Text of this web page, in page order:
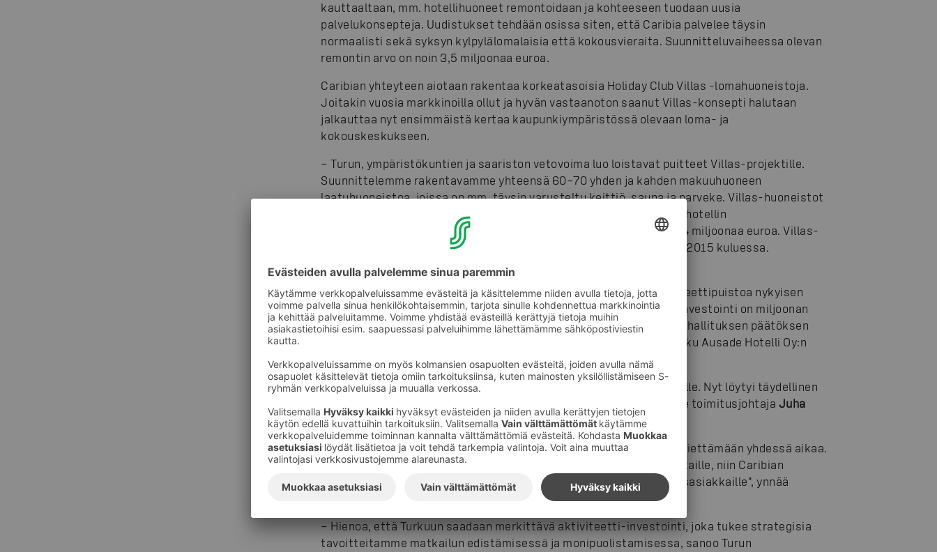
kauttaaltaan, mm. hotellihuoneet remontoidaan ja kohteeseen tuodaan uusia
palvelukonsepteja. Uudistukset tehdään osissa siten, että Caribia palvelee täysin
normaalisti sekä syksyn kylpylälomalaisia että kokousvieraita. Suunnitteluvaiheessa olevan
remontin arvo on noin 3,5 miljoonaa euroa.
Caribian yhteyteen aiotaan rakentaa korkeatasoisia Holiday Club Villas -lomahuoneistoja.
Joitakin vuosia markkinoilla ollut ja hyvän vastaanoton saanut Villas-konsepti halutaan
jalkauttaa nyt ensimmäistä kertaa kaupunkiympäristössä olevaan loma- ja
kokouskeskukseen.
– Turun, ympäristökuntien ja saariston vetovoima luo loistavat puitteet Villas-projektille.
Suunnittelemme rakentavamme yhteensä 60–70 yhden ja kahden makuuhuoneen
laatuhuoneistoa, joissa on mm. täysin varusteltu keittiö, sauna ja parveke. Villas-huoneistot
myydään omistajille, jotka voivat antaa niitä myös vuokralle osaksi hotellin
majoitustarjontaa. Kaavaillun Villas-investoinnin arvo on noin 13–14 miljoonaa euroa. Villas-
huoneistojen ennakkomarkkinointi on tarkoitus käynnistää vuoden 2015 kuluessa.
Caribiaan suunnitellaan myös SuperPark Turku -nimistä sisäaktiviteettipuistoa nykyisen
Areenan tilalle. Uusi puisto valmistunee ensi talven aikana. Puistoinvestointi on miljoonan
euron luokkaa. Hankkeen toteutuminen vaatii vielä Turun kaupunginhallituksen päätöksen
nykyisen vuokrasopimuksen irtisanomiseksi Turun kaupungin ja Turku Ausade Hotelli Oy:n
välillä.
– Olemme vuoden etsineet Turusta kiinteistöä SuperPark-konseptille. Nyt löytyi täydellinen
paikka ja partneri Caribian yhteydestä, todellista synergiaa, iloitsee toimitusjohtaja Juha
TanskanenSuperPark-konsernista.
– Meidän idea on saada lapset ja teinit liikkumaan ilolla, ja perheet viettämään yhdessä aikaa.
Samalla, kun tarjoamme tämän mahdollisuuden Turun seudun asukkaille, niin Caribian
kokonaisuudella syntyy merkittävä matkailukohde perhe- ja kokousasiakkaille", ynnää
– Hienoa, että Turkuun saadaan merkittävä aktiviteetti-investointi, joka tukee strategisia
tavoitteitamme matkailun edistämisessä ja monipuolistamisessa, sanoo Turun